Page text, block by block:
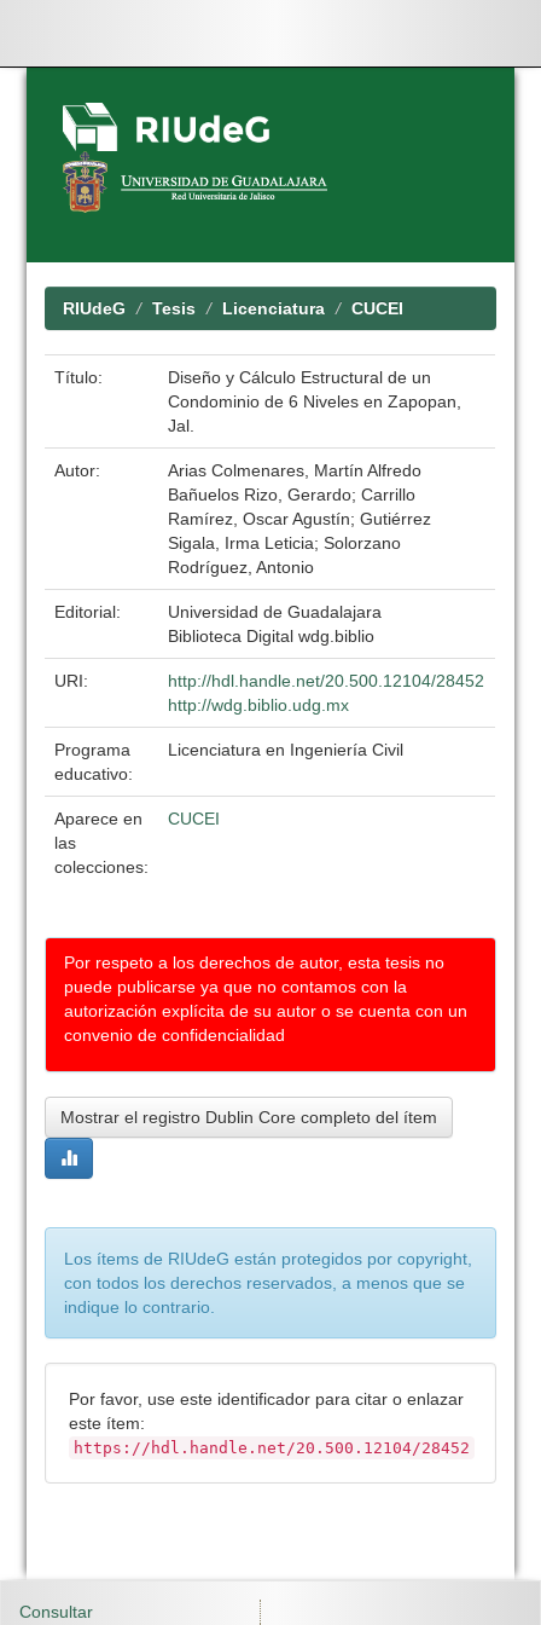
Skip
navigation
RIUdeG Tesis Licenciatura CUCEI
Título:
Diseño y Cálculo Estructural de un
Condominio de 6 Niveles en Zapopan,
Jal.
Autor:
Arias Colmenares, Martín Alfredo
Bañuelos Rizo, Gerardo; Carrillo
Ramírez, Oscar Agustín; Gutiérrez
Sigala, Irma Leticia; Solorzano
Rodríguez, Antonio
Editorial:
Universidad de Guadalajara
Biblioteca Digital wdg.biblio
URI:
http://hdl.handle.net/20.500.12104/28452
http://wdg.biblio.udg.mx
Programa
educativo:
Licenciatura en Ingeniería Civil
Aparece en
las
colecciones:
CUCEI
Por respeto a los derechos de autor, esta tesis no
puede publicarse ya que no contamos con la
autorización explícita de su autor o se cuenta con un
convenio de confidencialidad
Mostrar el registro Dublin Core completo del ítem
Los ítems de RIUdeG están protegidos por copyright,
con todos los derechos reservados, a menos que se
indique lo contrario.
Por favor, use este identificador para citar o enlazar
este ítem:
https://hdl.handle.net/20.500.12104/28452
Consultar